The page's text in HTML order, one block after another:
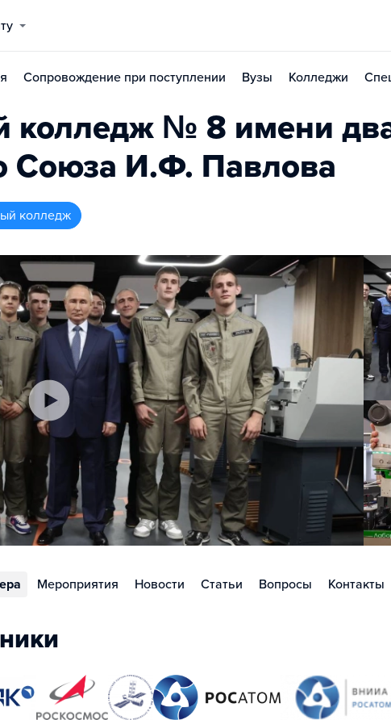
Сопровождение при поступлении Вузы Колледжи
колледж № 8 имени
Союза И.Ф. Павлова
колледж
Мероприятия Новости Статьи Вопросы Контакты